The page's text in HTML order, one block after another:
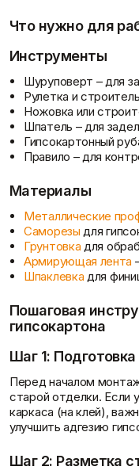
Минеральная вата
Пенопласт
Пенополистирол
Показать больше
Шпаклевки
Базовая шпаклевка
Финишная шпаклёвка
О компании
Вопрос-ответ
Что нужно для
Инструменты
Шуруповерт – для
Рулетка и
Ножовка или
Шпатель – для
Гипсокартонный
Правило – для
Материалы
Металлические
Саморезы для
Грунтовка для
Армирующая лента
Шпаклевка для
Пошаговая
гипсокартона
Шаг 1:
Перед началом
старой отделки. Если
каркаса (на клей),
улучшить адгезию
Шаг 2: Разметка